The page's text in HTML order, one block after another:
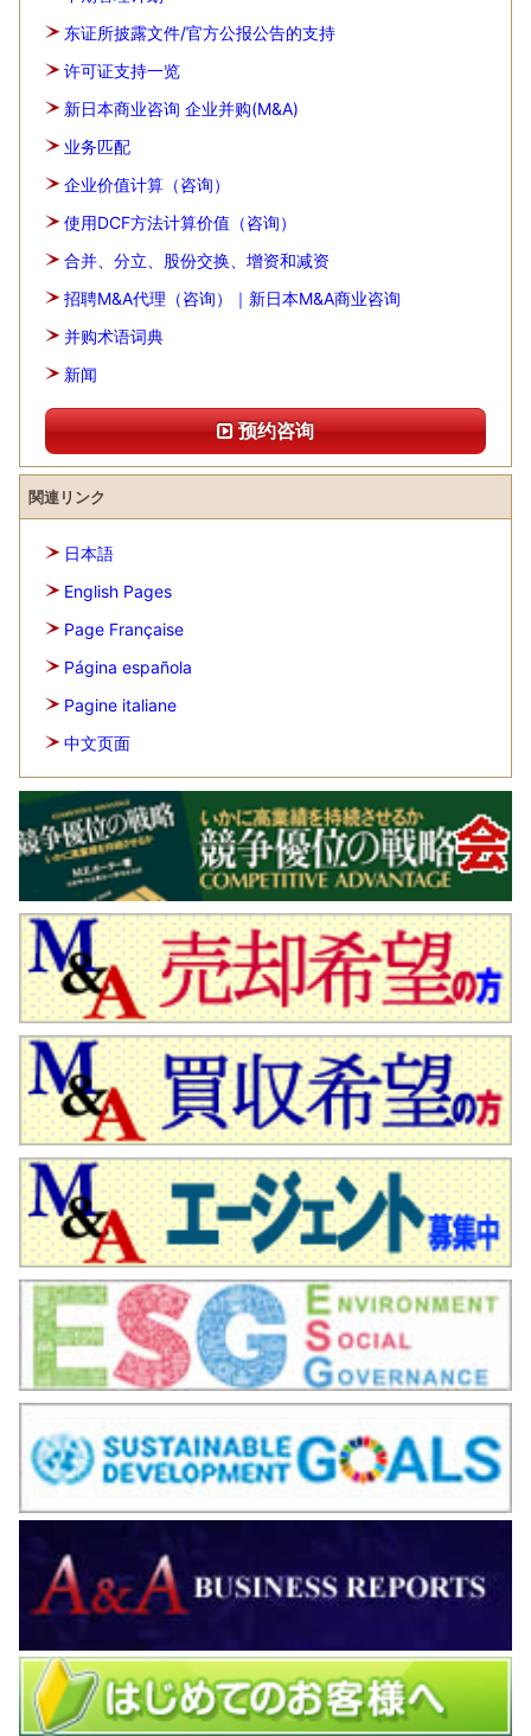
东证所披露文件/官方公报公告的支持
许可证支持一览
新日本商业咨询 企业并购(M&A)
业务匹配
企业价值计算（咨询）
使用DCF方法计算价值（咨询）
合并、分立、股份交换、增资和减资
招聘M&A代理（咨询）｜新日本M&A商业咨询
并购术语词典
新闻
预约咨询
関連リンク
日本語
English Pages
Page Française
Página española
Pagine italiane
中文页面